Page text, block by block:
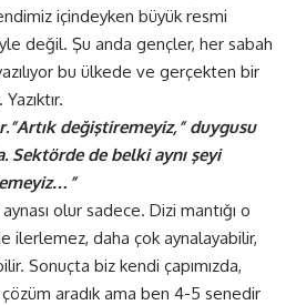
içindeyken büyük resmi
değil. Şu anda gençler, her sabah
bu ülkede ve gerçekten bir
değiştiremeyiz,” duygusu
Sektörde de belki aynı şeyi
olur sadece. Dizi mantığı o
ilerlemez, daha çok aynalayabilir,
Sonuçta biz kendi çapımızda,
aradık ama ben 4-5 senedir